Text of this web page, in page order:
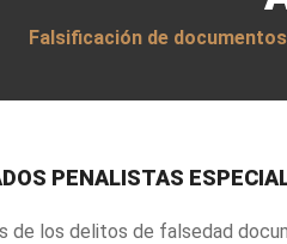
Falsificación de
PENALISTAS
de los delitos de falsedad